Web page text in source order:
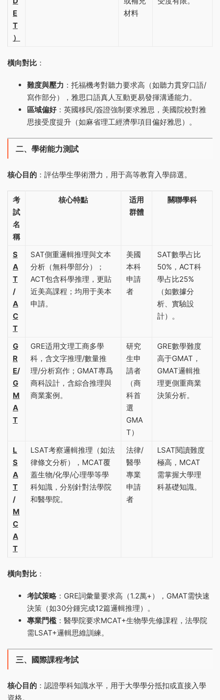
E
T
）
材料
橫向對比 ‌：
難度與壓力 ‌：托福機考對聽力要求高（如聽力貫穿口語/
寫作部分），雅思口語真人互動更易發揮溝通能力‌。
區域偏好‌：英國移民/簽證強制要求雅思，美國院校對雅
思接受度提升（如麻省理工經濟學項目偏好雅思）‌。
二、學術能力測試
核心目的 ‌：評估學生學術潛力，用于高等教育入學篩選。
考
試
名
稱
核心特點
适用
群體
關聯學科
S
A
T
/
A
C
T
SAT側重邏輯推理與文本
分析（無科學部分）；
ACT包含科學推理，更貼
近美高課程；均用于美本
申請‌。
美國
本科
申請
者
SAT數學占比
50%，ACT科
學占比25%
（如數據分
析、實驗設
計）‌。
G
R
E/
G
M
A
T
GRE适用文理工商多學
科，含文字推理/數量推
理/分析寫作；GMAT專爲
商科設計，含綜合推理與
商業案例‌。
研究
生申
請者
（商
科首
選
GMA
T）
GRE數學難度
高于GMAT，
GMAT邏輯推
理更側重商業
決策分析‌。
L
S
A
T
/
M
C
A
T
LSAT考察邏輯推理（如法
律條文分析），MCAT覆
蓋生物/化學/心理學等學
科知識，分别針對法學院
和醫學院‌。
法律/
醫學
專業
申請
者
LSAT閱讀難度
極高，MCAT
需掌握大學理
科基礎知識‌。
橫向對比 ‌：
考試策略 ‌：GRE詞彙量要求高（1.2萬+），GMAT需快速
決策（如30分鍾完成12篇邏輯推理）‌。
專業門檻 ‌：醫學院要求MCAT+生物學先修課程，法學院
需LSAT+邏輯思維訓練‌。
三、國際課程考試
核心目的 ‌：認證學科知識水平，用于大學學分抵扣或直接入學
資格。